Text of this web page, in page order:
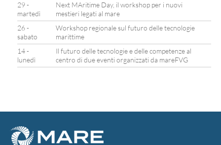
29 -
martedì
Next MAritime Day, il workshop per i nuovi
mestieri legati al mare
26 -
sabato
Workshop regionale sul futuro delle tecnologie
marittime
14 -
lunedì
Il futuro delle tecnologie e delle competenze al
centro di due eventi organizzati da mareFVG